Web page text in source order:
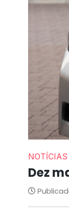
NOTÍCIAS
Dez